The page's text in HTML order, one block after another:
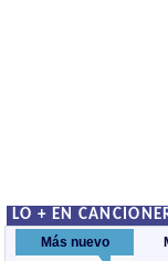
LO + EN
Más nuevo